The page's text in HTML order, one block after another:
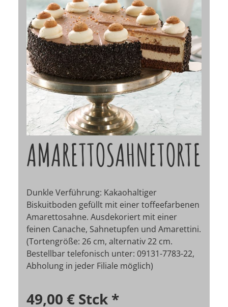
AMARETTOSAHNETORTE
Dunkle Verführung: Kakaohaltiger
Biskuitboden gefüllt mit einer toffeefarbenen
Amarettosahne. Ausdekoriert mit einer
feinen Canache, Sahnetupfen und Amarettini.
(Tortengröße: 26 cm, alternativ 22 cm.
Bestellbar telefonisch unter: 09131-7783-22,
Abholung in jeder Filiale möglich)
49,00 € Stck *